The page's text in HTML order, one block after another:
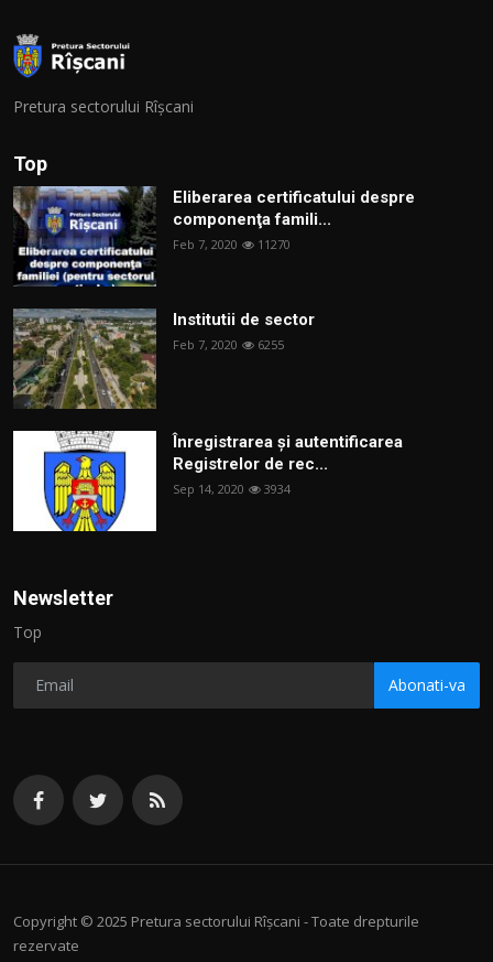
Pretura sectorului Rîșcani
Top
Eliberarea certificatului despre
componenţa famili...
Feb 7, 2020 11270
Institutii de sector
Feb 7, 2020 6255
Înregistrarea și autentificarea
Registrelor de rec...
Sep 14, 2020 3934
Newsletter
Top
Abonati-va
Copyright © 2025 Pretura sectorului Rîșcani - Toate drepturile
rezervate